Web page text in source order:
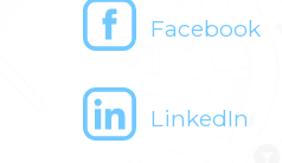
Facebook
LinkedIn